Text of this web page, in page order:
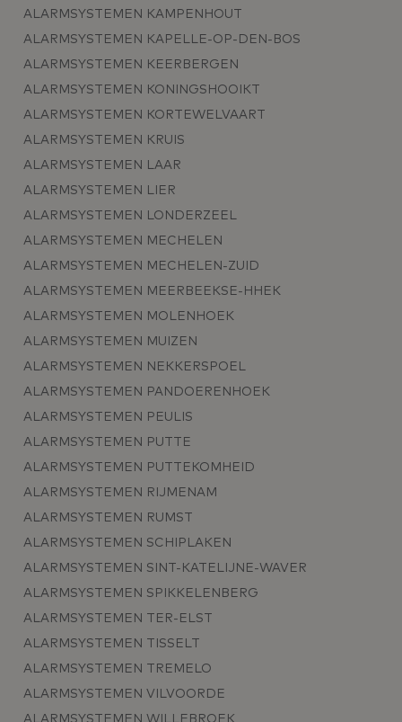
ALARMSYSTEMEN KAMPENHOUT
ALARMSYSTEMEN KAPELLE-OP-DEN-BOS
ALARMSYSTEMEN KEERBERGEN
ALARMSYSTEMEN KONINGSHOOIKT
ALARMSYSTEMEN KORTEWELVAART
ALARMSYSTEMEN KRUIS
ALARMSYSTEMEN LAAR
ALARMSYSTEMEN LIER
ALARMSYSTEMEN LONDERZEEL
ALARMSYSTEMEN MECHELEN
ALARMSYSTEMEN MECHELEN-ZUID
ALARMSYSTEMEN MEERBEEKSE-HHEK
ALARMSYSTEMEN MOLENHOEK
ALARMSYSTEMEN MUIZEN
ALARMSYSTEMEN NEKKERSPOEL
ALARMSYSTEMEN PANDOERENHOEK
ALARMSYSTEMEN PEULIS
ALARMSYSTEMEN PUTTE
ALARMSYSTEMEN PUTTEKOMHEID
ALARMSYSTEMEN RIJMENAM
ALARMSYSTEMEN RUMST
ALARMSYSTEMEN SCHIPLAKEN
ALARMSYSTEMEN SINT-KATELIJNE-WAVER
ALARMSYSTEMEN SPIKKELENBERG
ALARMSYSTEMEN TER-ELST
ALARMSYSTEMEN TISSELT
ALARMSYSTEMEN TREMELO
ALARMSYSTEMEN VILVOORDE
ALARMSYSTEMEN WILLEBROEK